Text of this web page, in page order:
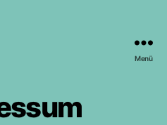
Menü